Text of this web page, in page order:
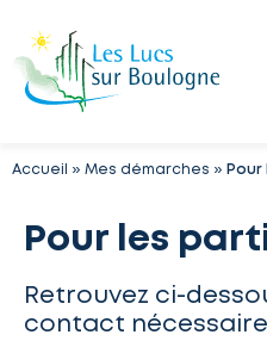
Accueil » Mes démarches »
Pour les
Retrouvez ci-
contact